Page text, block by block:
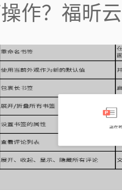
作？福昕